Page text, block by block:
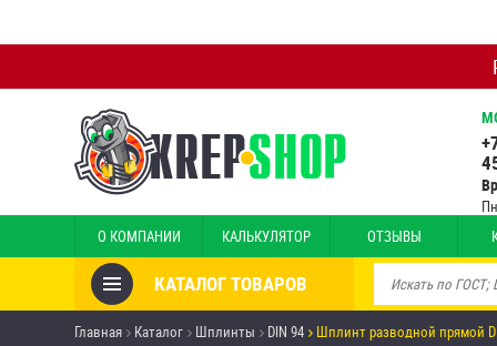
О КОМПАНИИ КАЛЬКУЛЯТОР ОТЗЫВЫ
КАТАЛОГ ТОВАРОВ
Товары со скидкой
Главная Каталог Шплинты DIN 94 Шплинт разводной прямой